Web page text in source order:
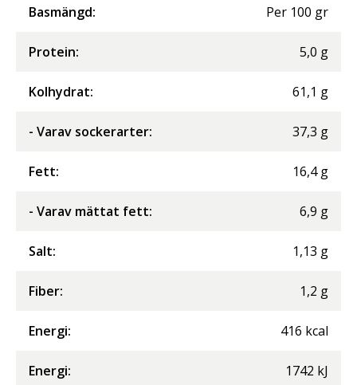
Basmängd: Per 100 gr
Protein: 5,0 g
Kolhydrat: 61,1 g
- Varav sockerarter: 37,3 g
Fett: 16,4 g
- Varav mättat fett: 6,9 g
Salt: 1,13 g
Fiber: 1,2 g
Energi: 416 kcal
Energi: 1742 kJ